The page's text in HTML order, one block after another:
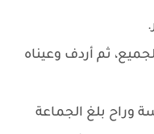
ثم أردف وعيناه
وراح بلغ الجماعة